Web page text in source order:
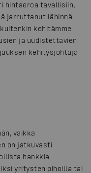
hintaeroa tavallisiin,
jarruttanut lähinnä
kehitämme
ja uudistettavien
kehitysjohtaja
vaikka
on jatkuvasti
hankkia
yritysten pihoilla tai